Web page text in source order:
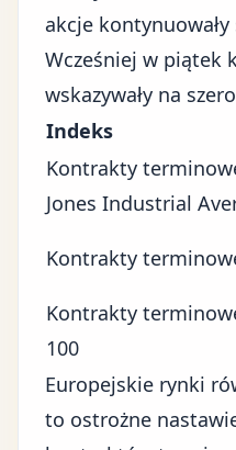
akcje
Wcześniej w piątek
wskazywały na
Indeks
Kontrakty
Jones Industrial
Kontrakty
Kontrakty
100
Europejskie rynki
to ostrożne